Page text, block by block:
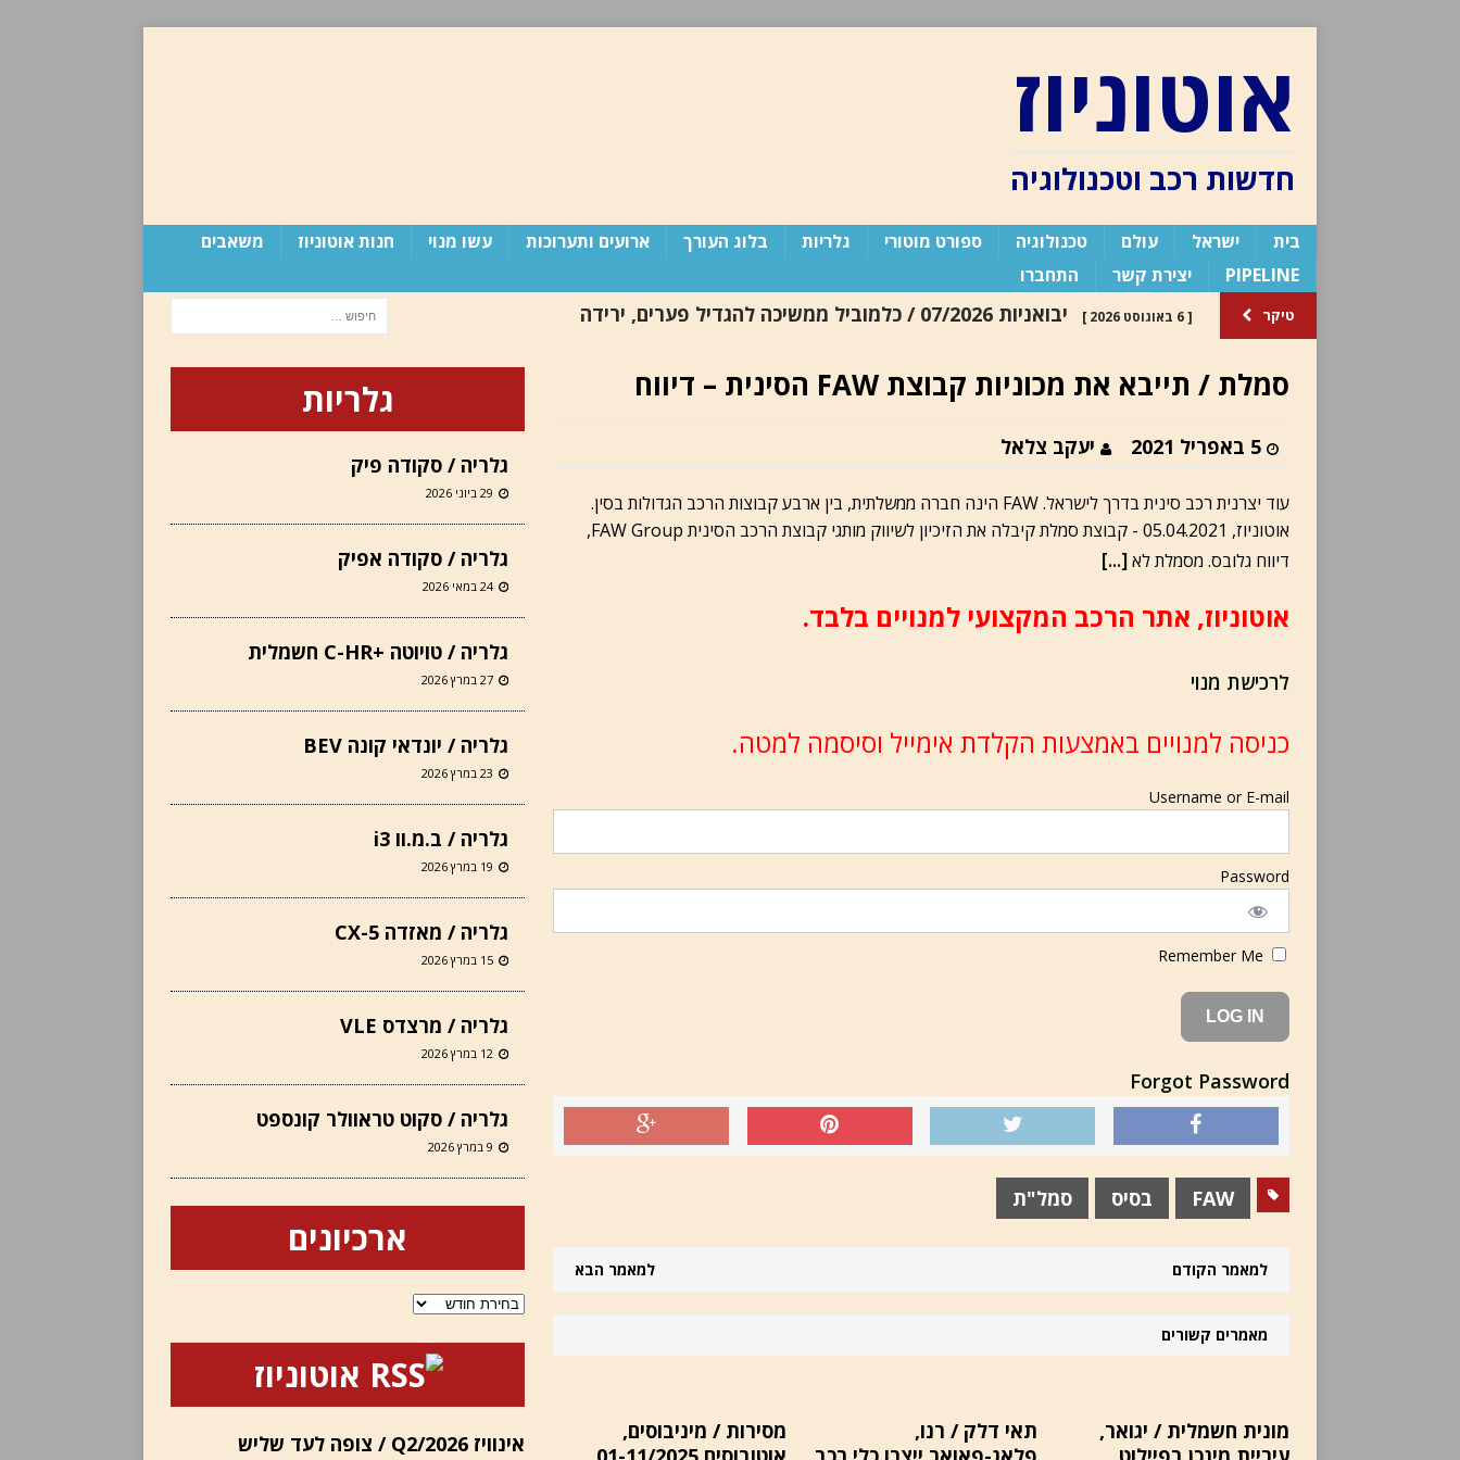
אוטוניוז
חדשות רכב וטכנולוגיה
בית ישראל עולם טכנולוגיה ספורט מוטורי גלריות בלוג העורך ארועים ותערוכות עשו מנוי חנות אוטוניוז
משאבים
PIPELINE
יצירת קשר התחברו
טיקר [ 6 באוגוסט 2026 ]
יבואניות 07/2026 / כלמוביל ממשיכה להגדיל פערים, ירידה
בלוג העורך / מדינת ישראל זקוקה לפוטש (פרסום חוזר)
העורך
סמלת / תייבא את מכוניות קבוצת FAW הסינית – דיווח
5 באפריל 2021 יעקב צלאל
עוד יצרנית רכב סינית בדרך לישראל. FAW הינה חברה ממשלתית, בין ארבע קבוצות הרכב הגדולות בסין.
אוטוניוז, 05.04.2021 - קבוצת סמלת קיבלה את הזיכיון לשיווק מותגי קבוצת הרכב הסינית FAW Group,
דיווח גלובס. מסמלת לא[...]
אוטוניוז, אתר הרכב המקצועי למנויים בלבד.
לרכישת מנוי
כניסה למנויים באמצעות הקלדת אימייל וסיסמה למטה.
Username or E-mail
Password
Forgot Password
FAW בסיס סמל"ת
למאמר הקודם למאמר הבא
מאמרים קשורים
מונית חשמלית / יגואר,
תאי דלק / רנו,
מסירות / מיניבוסים,
גלריות
גלריה / סקודה פיק
29 ביוני 2026
גלריה / סקודה אפיק
24 במאי 2026
גלריה / טויוטה +C-HR חשמלית
27 במרץ 2026
גלריה / יונדאי קונה BEV
23 במרץ 2026
גלריה / ב.מ.וו i3
19 במרץ 2026
גלריה / מאזדה CX-5
15 במרץ 2026
גלריה / מרצדס VLE
12 במרץ 2026
גלריה / סקוט טראוולר קונספט
9 במרץ 2026
ארכיונים
ארכיונים
אוטוניוז
אינוויז Q2/2026 / צופה לעד שליש